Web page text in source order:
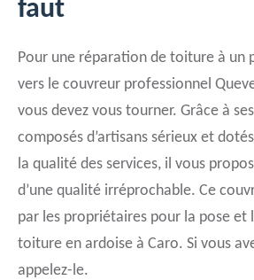
faut
Pour une réparation de toiture à un
vers le couvreur professionnel
vous devez vous tourner. Grâce à
composés d’artisans sérieux et
la qualité des services, il vous
d’une qualité irréprochable. Ce
par les propriétaires pour la pose et
toiture en ardoise à Caro. Si vous
appelez-le.